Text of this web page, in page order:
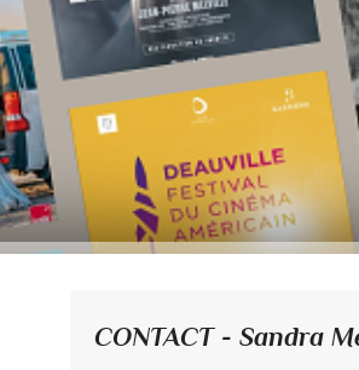
CONTACT - Sandra